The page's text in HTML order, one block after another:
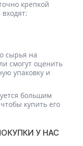
крепкой
сырья на
смогут оценить
упаковку и
большим
купить его
У НАС